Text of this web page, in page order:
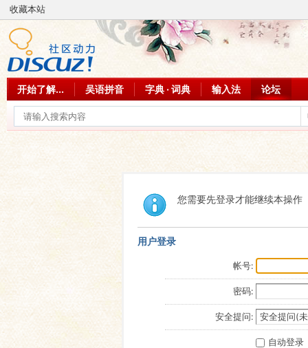
收藏本站
开始了解... 吴语拼音 字典 · 词典 输入法 论坛
您需要先登录才能继续本操作
用户登录
帐号:
密码:
安全提问:
自动登录